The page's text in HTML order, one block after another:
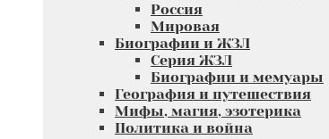
Россия
Мировая
Биографии и ЖЗЛ
Серия ЖЗЛ
Биографии и мемуары
География и путешествия
Мифы, магия, эзотерика
Политика и война